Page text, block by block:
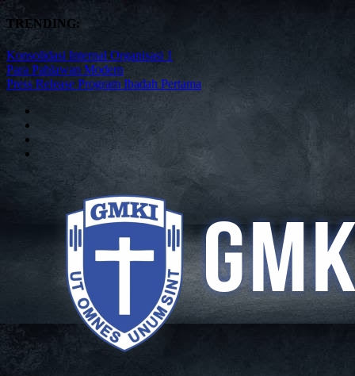
TRENDING:
Konsolidasi Internal Organisasi 1
Para Pahlawan Modern
Press Release Program Ibadah Pertama